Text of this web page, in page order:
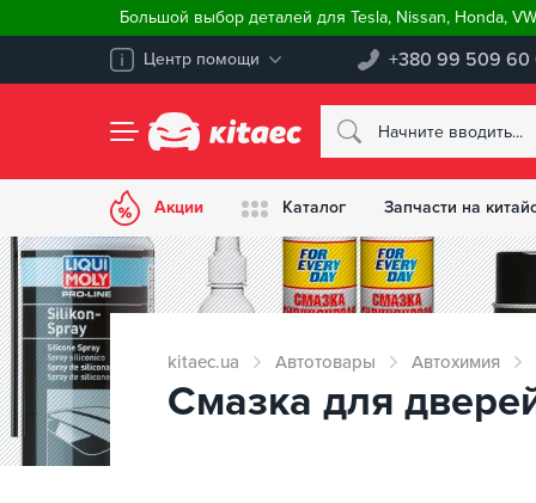
Большой выбор деталей для Tesla, Nissan, Honda,
Центр помощи +380 99 509 60
Акции Каталог Запчасти на
kitaec.ua Автотовары Автохимия
Смазка для